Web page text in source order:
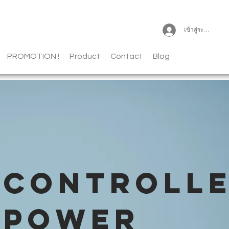
เข้าสู่ระบบ
PROMOTION ! Product Contact Blog
POWER